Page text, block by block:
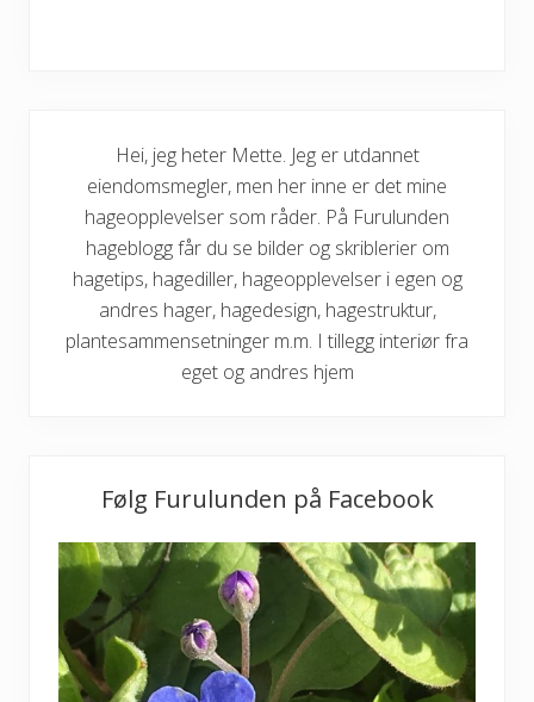
Hei, jeg heter Mette. Jeg er utdannet
eiendomsmegler, men her inne er det mine
hageopplevelser som råder. På Furulunden
hageblogg får du se bilder og skriblerier om
hagetips, hagediller, hageopplevelser i egen og
andres hager, hagedesign, hagestruktur,
plantesammensetninger m.m. I tillegg interiør fra
eget og andres hjem
Følg Furulunden på Facebook